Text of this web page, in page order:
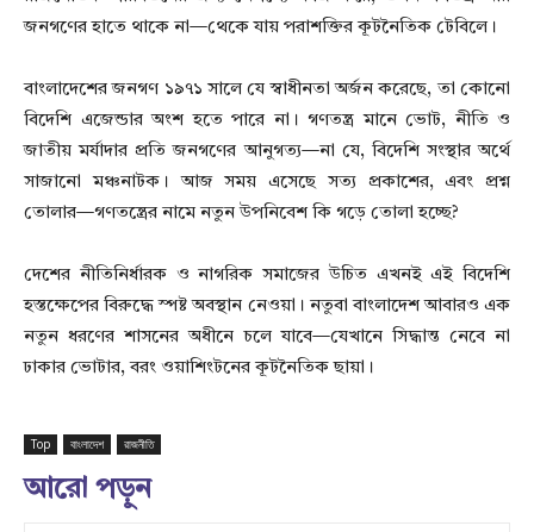
জনগণের হাতে থাকে না—থেকে যায় পরাশক্তির কূটনৈতিক টেবিলে।
বাংলাদেশের জনগণ ১৯৭১ সালে যে স্বাধীনতা অর্জন করেছে, তা কোনো
বিদেশি এজেন্ডার অংশ হতে পারে না। গণতন্ত্র মানে ভোট, নীতি ও
জাতীয় মর্যাদার প্রতি জনগণের আনুগত্য—না যে, বিদেশি সংস্থার অর্থে
সাজানো মঞ্চনাটক। আজ সময় এসেছে সত্য প্রকাশের, এবং প্রশ্ন
তোলার—গণতন্ত্রের নামে নতুন উপনিবেশ কি গড়ে তোলা হচ্ছে?
দেশের নীতিনির্ধারক ও নাগরিক সমাজের উচিত এখনই এই বিদেশি
হস্তক্ষেপের বিরুদ্ধে স্পষ্ট অবস্থান নেওয়া। নতুবা বাংলাদেশ আবারও এক
নতুন ধরণের শাসনের অধীনে চলে যাবে—যেখানে সিদ্ধান্ত নেবে না
ঢাকার ভোটার, বরং ওয়াশিংটনের কূটনৈতিক ছায়া।
Top বাংলাদেশ রাজনীতি
আরো পড়ুন